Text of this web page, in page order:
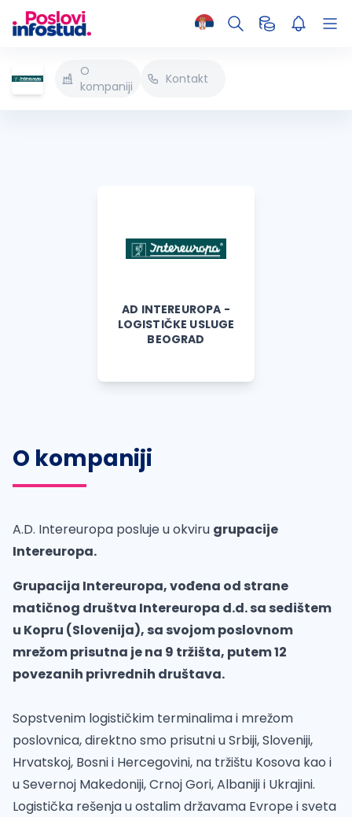
O
kompaniji
Kontakt
AD INTEREUROPA -
LOGISTIČKE USLUGE
BEOGRAD
O kompaniji
A.D. Intereuropa posluje u okviru grupacije
Intereuropa.
Grupacija Intereuropa, vođena od strane
matičnog društva Intereuropa d.d. sa sedištem
u Kopru (Slovenija), sa svojom poslovnom
mrežom prisutna je na 9 tržišta, putem 12
povezanih privrednih društava.
Sopstvenim logističkim terminalima i mrežom
poslovnica, direktno smo prisutni u Srbiji, Sloveniji,
Hrvatskoj, Bosni i Hercegovini, na tržištu Kosova kao i
u Severnoj Makedoniji, Crnoj Gori, Albaniji i Ukrajini.
Logistička rešenja u ostalim državama Evrope i sveta